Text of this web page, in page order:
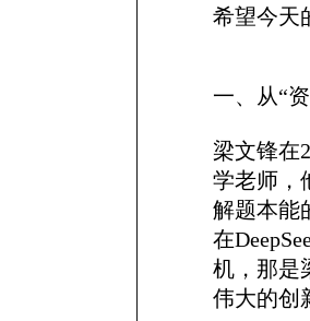
希望今天
一、从“
梁文锋在
学老师，
解题本能
在
机，那是
伟大的创